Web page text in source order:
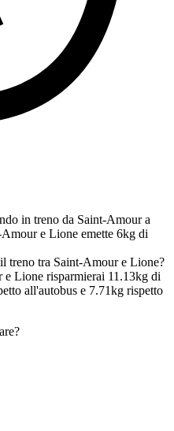
in treno da Saint-Amour a
e Lione emette 6kg di
treno tra Saint-Amour e Lione?
Lione risparmierai 11.13kg di
all'autobus e 7.71kg rispetto